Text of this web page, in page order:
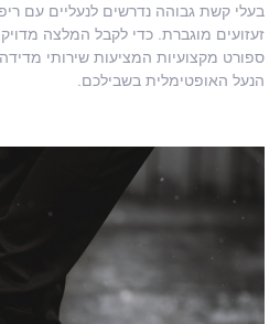
בעלי קשת גבוהה נדרשים לנעליים עם
זעזועים מוגברת. כדי לקבל המלצה
ספורט מקצועיות המציעות שירותי מדידה
הנעל האופטימלית בשבילכם.